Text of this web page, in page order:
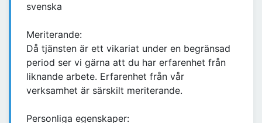
svenska
Meriterande:
Då tjänsten är ett vikariat under en begränsad
period ser vi gärna att du har erfarenhet från
liknande arbete. Erfarenhet från vår
verksamhet är särskilt meriterande.
Personliga egenskaper: